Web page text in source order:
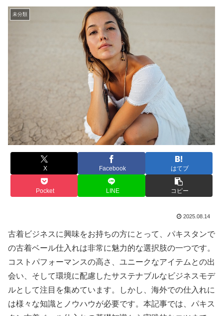
未分類
X Facebook はてブ
Pocket LINE コピー
2025.08.14
古着ビジネスに興味をお持ちの方にとって、パキスタンで
の古着ベール仕入れは非常に魅力的な選択肢の一つです。
コストパフォーマンスの高さ、ユニークなアイテムとの出
会い、そして環境に配慮したサステナブルなビジネスモデ
ルとして注目を集めています。しかし、海外での仕入れに
は様々な知識とノウハウが必要です。本記事では、パキス